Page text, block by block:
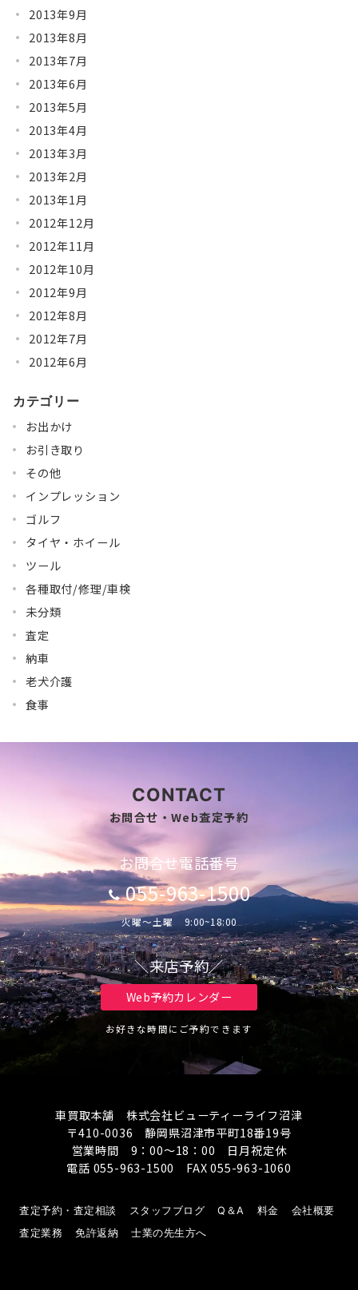
2013年9月
2013年8月
2013年7月
2013年6月
2013年5月
2013年4月
2013年3月
2013年2月
2013年1月
2012年12月
2012年11月
2012年10月
2012年9月
2012年8月
2012年7月
2012年6月
カテゴリー
お出かけ
お引き取り
その他
インプレッション
ゴルフ
タイヤ・ホイール
ツール
各種取付/修理/車検
未分類
査定
納車
老犬介護
食事
CONTACT
お問合せ・Web査定予約
お問合せ電話番号
055-963-1500
火曜～土曜 9:00~18:00
＼来店予約／
Web予約カレンダー
お好きな時間にご予約できます
車買取本舗 株式会社ビューティーライフ沼津
〒410-0036 静岡県沼津市平町18番19号
営業時間 9：00～18：00 日月祝定休
電話 055-963-1500 FAX 055-963-1060
査定予約・査定相談 スタッフブログ Q＆A 料金
会社概要
査定業務
免許返納 士業の先生方へ